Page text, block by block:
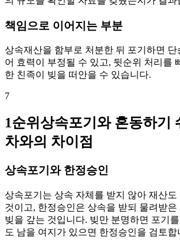
책임으로 이어지는 부분
상속재산을 함부로 처분한 뒤 포기하면 단
어 효력이 부정될 수 있고, 뒷순위 처리를
한 친족이 빚을 떠안을 수 있습니다.
7
1순위상속포기와 혼동하기
차와의 차이점
상속포기와 한정승인
상속포기는 상속 자체를 받지 않아 재산
것이고, 한정승인은 상속을 받되 물려받
빚을 갚는 것입니다. 빚만 분명하면 포기
도 남을 여지가 있으면 한정승인을 검토합